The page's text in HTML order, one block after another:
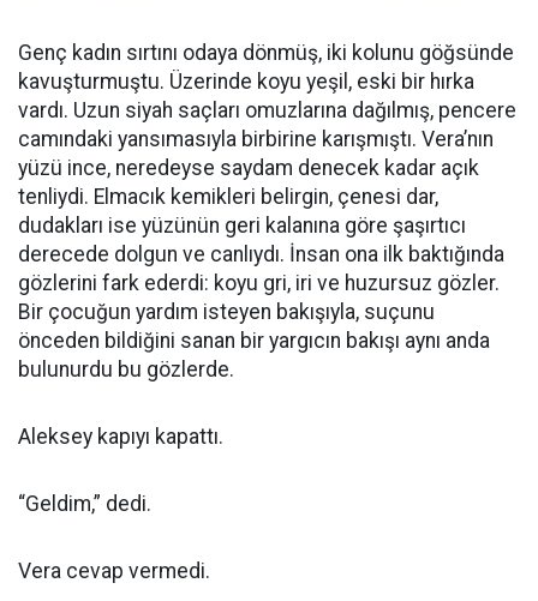
Genç kadın sırtını odaya dönmüş, iki kolunu göğsünde
kavuşturmuştu. Üzerinde koyu yeşil, eski bir hırka
vardı. Uzun siyah saçları omuzlarına dağılmış, pencere
camındaki yansımasıyla birbirine karışmıştı. Vera’nın
yüzü ince, neredeyse saydam denecek kadar açık
tenliydi. Elmacık kemikleri belirgin, çenesi dar,
dudakları ise yüzünün geri kalanına göre şaşırtıcı
derecede dolgun ve canlıydı. İnsan ona ilk baktığında
gözlerini fark ederdi: koyu gri, iri ve huzursuz gözler.
Bir çocuğun yardım isteyen bakışıyla, suçunu
önceden bildiğini sanan bir yargıcın bakışı aynı anda
bulunurdu bu gözlerde.
Aleksey kapıyı kapattı.
“Geldim,” dedi.
Vera cevap vermedi.